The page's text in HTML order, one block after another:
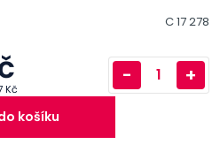
C 17 278
Kč
- +
košíku